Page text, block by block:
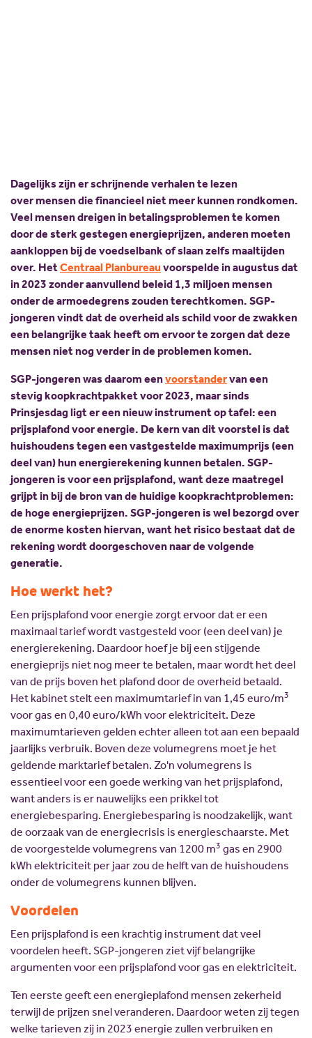
Dagelijks zijn er schrijnende verhalen te lezen
over mensen die financieel niet meer kunnen rondkomen.
Veel mensen dreigen in betalingsproblemen te komen
door de sterk gestegen energieprijzen, anderen moeten
aankloppen bij de voedselbank of slaan zelfs maaltijden
over. HetCentraal Planbureauvoorspelde in augustus dat
in 2023 zonder aanvullend beleid 1,3 miljoen mensen
onder de armoedegrens zouden terechtkomen. SGP-
jongeren vindt dat de overheid als schild voor de zwakken
een belangrijke taak heeft om ervoor te zorgen dat deze
mensen niet nog verder in de problemen komen.
SGP-jongeren was daarom eenvoorstandervan een
stevig koopkrachtpakket voor 2023, maar sinds
Prinsjesdag ligt er een nieuw instrument op tafel: een
prijsplafond voor energie. De kern van dit voorstel is dat
huishoudens tegen een vastgestelde maximumprijs (een
deel van) hun energierekening kunnen betalen. SGP-
jongeren is voor een prijsplafond, want deze maatregel
grijpt in bij de bron van de huidige koopkrachtproblemen:
de hoge energieprijzen. SGP-jongeren is wel bezorgd over
de enorme kosten hiervan, want het risico bestaat dat de
rekening wordt doorgeschoven naar de volgende
generatie.
Hoe werkt het?
Een prijsplafond voor energie zorgt ervoor dat er een
maximaal tarief wordt vastgesteld voor (een deel van) je
energierekening. Daardoor hoef je bij een stijgende
energieprijs niet nog meer te betalen, maar wordt het deel
van de prijs boven het plafond door de overheid betaald.
Het kabinet stelt een maximumtarief in van 1,45 euro/m3
voor gas en 0,40 euro/kWh voor elektriciteit. Deze
maximumtarieven gelden echter alleen tot aan een bepaald
jaarlijks verbruik. Boven deze volumegrens moet je het
geldende marktarief betalen. Zo'n volumegrens is
essentieel voor een goede werking van het prijsplafond,
want anders is er nauwelijks een prikkel tot
energiebesparing. Energiebesparing is noodzakelijk, want
de oorzaak van de energiecrisis is energieschaarste. Met
de voorgestelde volumegrens van 1200 m3 gas en 2900
kWh elektriciteit per jaar zou de helft van de huishoudens
onder de volumegrens kunnen blijven.
Voordelen
Een prijsplafond is een krachtig instrument dat veel
voordelen heeft. SGP-jongeren ziet vijf belangrijke
argumenten voor een prijsplafond voor gas en elektriciteit.
Ten eerste geeft een energieplafond mensen zekerheid
terwijl de prijzen snel veranderen. Daardoor weten zij tegen
welke tarieven zij in 2023 energie zullen verbruiken en